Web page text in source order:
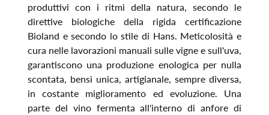
produttivi con i ritmi della natura, secondo le
direttive biologiche della rigida certificazione
Bioland e secondo lo stile di Hans. Meticolosità e
cura nelle lavorazioni manuali sulle vigne e sull'uva,
garantiscono una produzione enologica per nulla
scontata, bensì unica, artigianale, sempre diversa,
in costante miglioramento ed evoluzione. Una
parte del vino fermenta all'interno di anfore di